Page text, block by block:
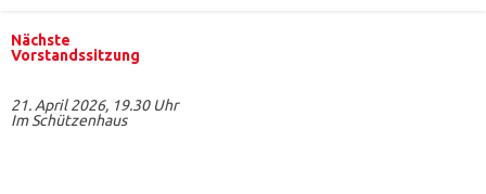
Nächste
Vorstandssitzung
21. April 2026, 19.30 Uhr
Im Schützenhaus